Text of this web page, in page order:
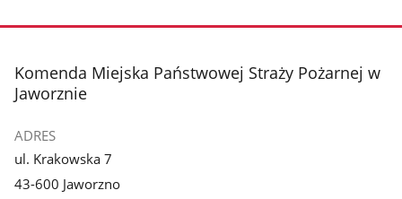
stopka
Komenda Miejska Państwowej Straży Pożarnej w
Jaworznie
ADRES
ul. Krakowska 7
43-600 Jaworzno